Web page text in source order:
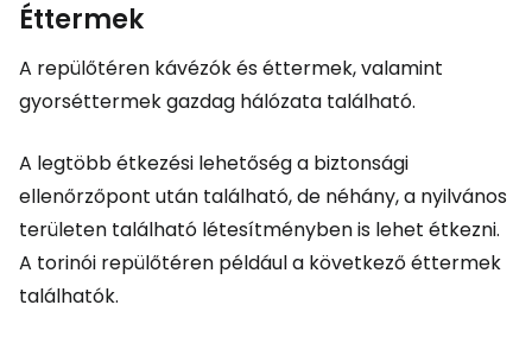
Éttermek
A repülőtéren kávézók és éttermek, valamint
gyorséttermek gazdag hálózata található.
A legtöbb étkezési lehetőség a biztonsági
ellenőrzőpont után található, de néhány, a nyilvános
területen található létesítményben is lehet étkezni.
A torinói repülőtéren például a következő éttermek
találhatók.